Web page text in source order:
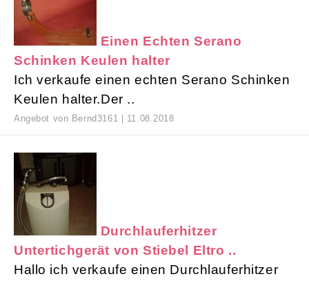
Einen Echten Serano
Schinken Keulen halter
Ich verkaufe einen echten Serano Schinken
Keulen halter.Der ..
Angebot von Bernd3161 | 11.08.2018
Durchlauferhitzer
Untertichgerät von Stiebel Eltro ..
Hallo ich verkaufe einen Durchlauferhitzer